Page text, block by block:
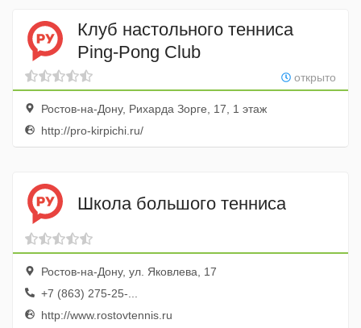
Клуб настольного тенниса
Ping-Pong Club
открыто
Ростов-на-Дону, Рихарда Зорге, 17, 1 этаж
http://pro-kirpichi.ru/
Школа большого тенниса
Ростов-на-Дону, ул. Яковлева, 17
+7 (863) 275-25-...
http://www.rostovtennis.ru